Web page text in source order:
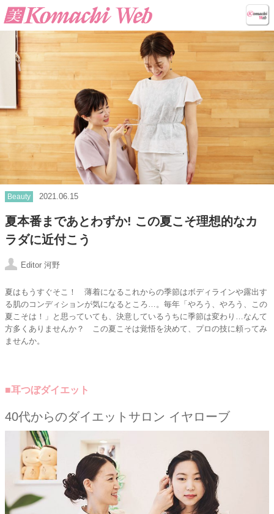
Beauty 2021.06.15
夏本番まであとわずか! この夏こそ理想的なカ
ラダに近付こう
Editor 河野
夏はもうすぐそこ！ 薄着になるこれからの季節はボディラインや露出す
る肌のコンディションが気になるところ…。毎年「やろう、やろう、この
夏こそは！」と思っていても、決意しているうちに季節は変わり…なんて
方多くありませんか？ この夏こそは覚悟を決めて、プロの技に頼ってみ
ませんか。
■耳つぼダイエット
40代からのダイエットサロン イヤローブ